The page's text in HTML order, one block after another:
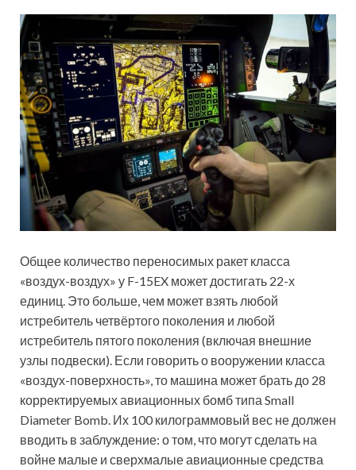
Общее количество переносимых ракет класса
«воздух-воздух» у F-15EX может достигать 22-х
единиц. Это больше, чем может взять любой
истребитель четвёртого поколения и любой
истребитель пятого поколения (включая внешние
узлы подвески). Если говорить о вооружении класса
«воздух-поверхность», то машина может брать до 28
корректируемых авиационных бомб типа Small
Diameter Bomb. Их 100 килограммовый вес не должен
вводить в заблуждение: о том, что могут сделать на
войне малые и сверхмалые авиационные средства